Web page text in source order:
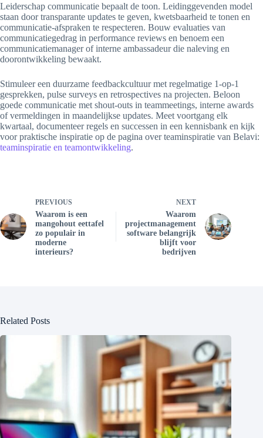
Leiderschap communicatie bepaalt de toon. Leidinggevenden model
staan door transparante updates te geven, kwetsbaarheid te tonen en
communicatie-afspraken te respecteren. Bouw evaluaties van
communicatiegedrag in performance reviews en benoem een
communicatiemanager of interne ambassadeur die naleving en
doorontwikkeling bewaakt.
Stimuleer een duurzame feedbackcultuur met regelmatige 1-op-1
gesprekken, pulse surveys en retrospectives na projecten. Beloon
goede communicatie met shout-outs in teammeetings, interne awards
of vermeldingen in maandelijkse updates. Meet voortgang elk
kwartaal, documenteer regels en successen in een kennisbank en kijk
voor praktische inspiratie op de pagina over teaminspiratie van Belavi:
teaminspiratie en teamontwikkeling.
PREVIOUS
Waarom is een
mangohout eettafel
zo populair in
moderne
interieurs?
NEXT
Waarom
projectmanagement
software belangrijk
blijft voor
bedrijven
Related Posts